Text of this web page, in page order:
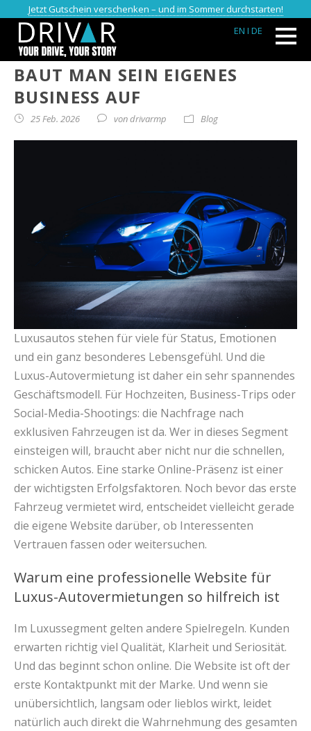
Jetzt Gutschein verschenken – und im Sommer durchstarten!
EN I DE
LUXUS-AUTOS VERMIETEN: SO
BAUT MAN SEIN EIGENES
BUSINESS AUF
25 Feb. 2026 vondrivarmp Blog
Luxusautos stehen für viele für Status, Emotionen
und ein ganz besonderes Lebensgefühl. Und die
Luxus-Autovermietung ist daher ein sehr spannendes
Geschäftsmodell. Für Hochzeiten, Business-Trips oder
Social-Media-Shootings: die Nachfrage nach
exklusiven Fahrzeugen ist da. Wer in dieses Segment
einsteigen will, braucht aber nicht nur die schnellen,
schicken Autos. Eine starke Online-Präsenz ist einer
der wichtigsten Erfolgsfaktoren. Noch bevor das erste
Fahrzeug vermietet wird, entscheidet vielleicht gerade
die eigene Website darüber, ob Interessenten
Vertrauen fassen oder weitersuchen.
Warum eine professionelle Website für
Luxus-Autovermietungen so hilfreich ist
Im Luxussegment gelten andere Spielregeln. Kunden
erwarten richtig viel Qualität, Klarheit und Seriosität.
Und das beginnt schon online. Die Website ist oft der
erste Kontaktpunkt mit der Marke. Und wenn sie
unübersichtlich, langsam oder lieblos wirkt, leidet
natürlich auch direkt die Wahrnehmung des gesamten